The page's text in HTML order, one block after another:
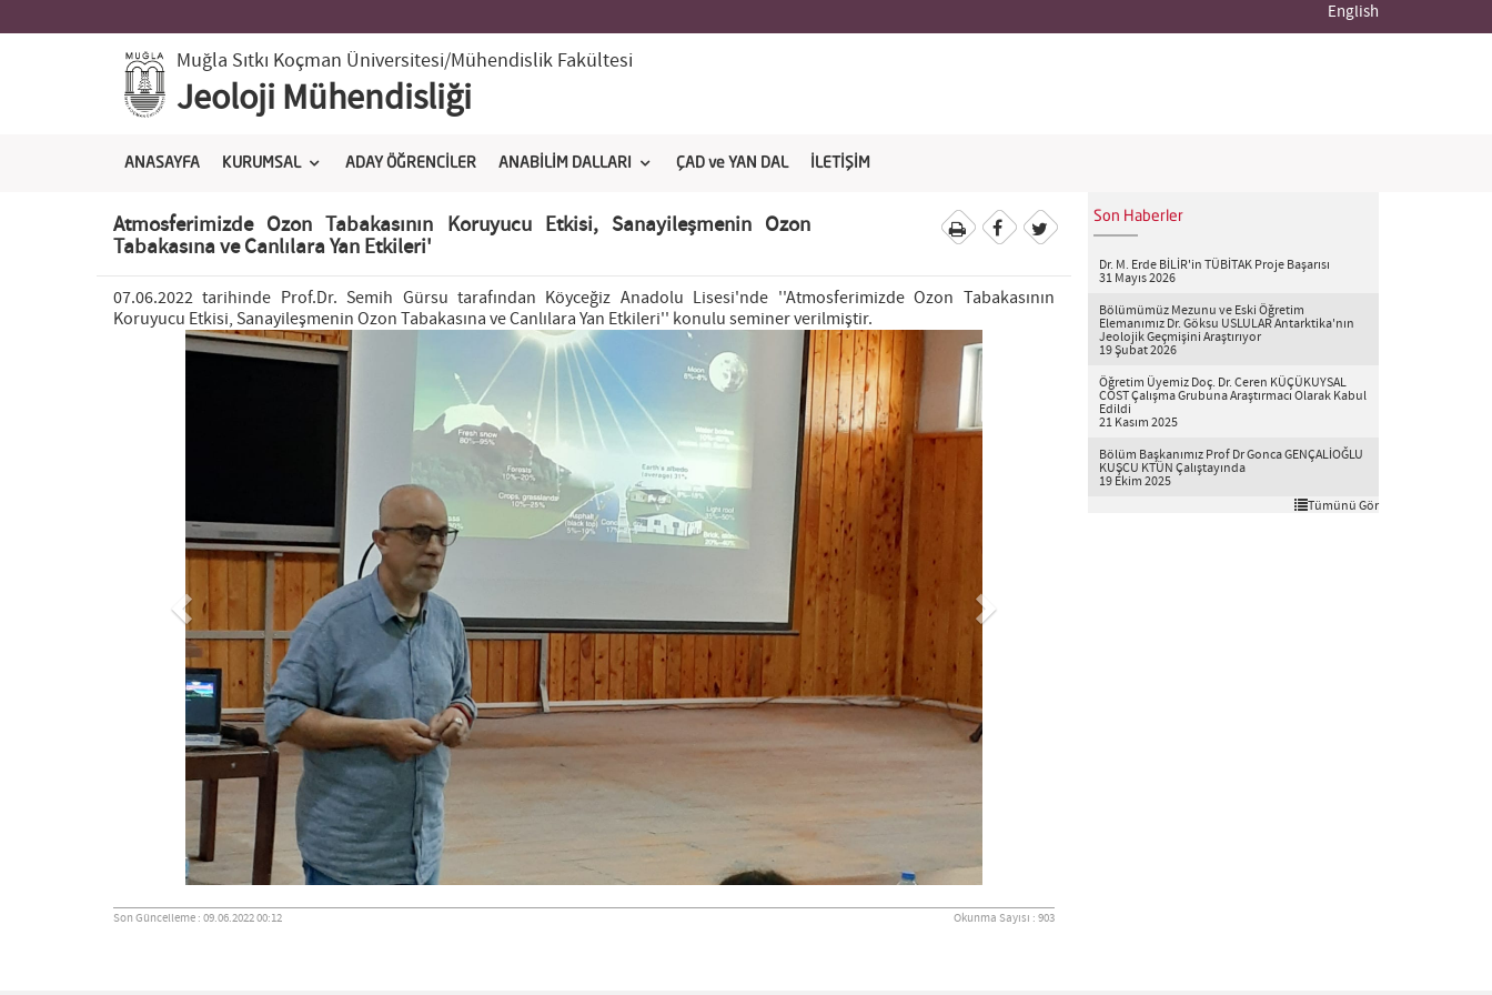
English
Muğla Sıtkı Koçman Üniversitesi/Mühendislik Fakültesi
Jeoloji Mühendisliği
ANASAYFA KURUMSAL ADAY ÖĞRENCİLER ANABİLİM DALLARI ÇAD ve YAN DAL İLETİŞİM
Atmosferimizde Ozon Tabakasının Koruyucu Etkisi, Sanayileşmenin Ozon
Tabakasına ve Canlılara Yan Etkileri'
07.06.2022 tarihinde Prof.Dr. Semih Gürsu tarafından Köyceğiz Anadolu Lisesi'nde ''Atmosferimizde Ozon Tabakasının
Koruyucu Etkisi, Sanayileşmenin Ozon Tabakasına ve Canlılara Yan Etkileri'' konulu seminer verilmiştir.
Previous Next
Son Güncelleme : 09.06.2022 00:12 Okunma Sayısı : 903
Son Haberler
Dr. M. Erde BİLİR'in TÜBİTAK Proje Başarısı
31 Mayıs 2026
Bölümümüz Mezunu ve Eski Öğretim
Elemanımız Dr. Göksu USLULAR Antarktika'nın
Jeolojik Geçmişini Araştırıyor
19 Şubat 2026
Öğretim Üyemiz Doç. Dr. Ceren KÜÇÜKUYSAL
COST Çalışma Grubuna Araştırmacı Olarak Kabul
Edildi
21 Kasım 2025
Bölüm Başkanımız Prof Dr Gonca GENÇALİOĞLU
KUŞCU KTÜN Çalıştayında
19 Ekim 2025
Tümünü Gör